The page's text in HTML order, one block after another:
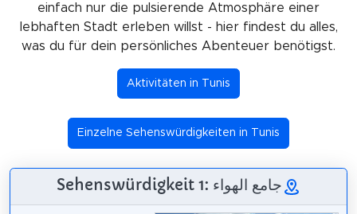
einfach nur die pulsierende Atmosphäre einer
lebhaften Stadt erleben willst - hier findest du alles,
was du für dein persönliches Abenteuer benötigst.
Aktivitäten in Tunis
Einzelne Sehenswürdigkeiten in Tunis
Sehenswürdigkeit 1: جامع الهواء